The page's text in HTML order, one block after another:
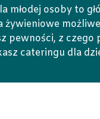
młodej osoby to
żywieniowe
pewności, z
cateringu dla